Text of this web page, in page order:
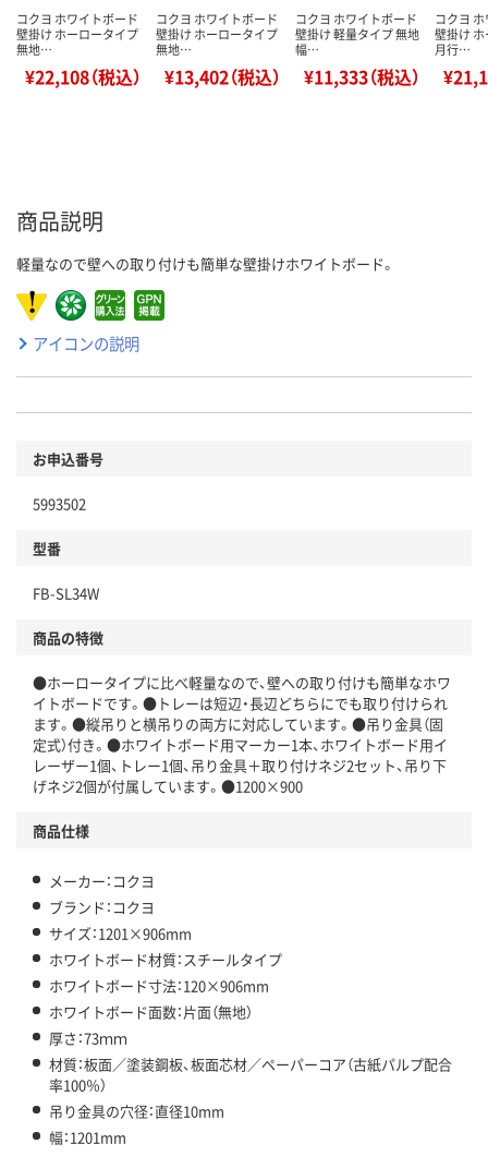
コクヨ ホワイトボード
壁掛け ホーロータイプ
無地…
¥22,108（税込）
コクヨ ホワイトボード
壁掛け ホーロータイプ
無地…
¥13,402（税込）
コクヨ ホワイトボード
壁掛け 軽量タイプ 無地
幅…
¥11,333（税込）
コクヨ
壁掛け
月行…
商品説明
軽量なので壁への取り付けも簡単な壁掛けホワイトボード。
アイコンの説明
お申込番号
5993502
型番
FB-SL34W
商品の特徴
●ホーロータイプに比べ軽量なので、壁への取り付けも簡単なホワ
イトボードです。●トレーは短辺・長辺どちらにでも取り付けられ
ます。●縦吊りと横吊りの両方に対応しています。●吊り金具（固
定式）付き。●ホワイトボード用マーカー1本、ホワイトボード用イ
レーザー1個、トレー1個、吊り金具＋取り付けネジ2セット、吊り下
げネジ2個が付属しています。●1200×900
商品仕様
メーカー：コクヨ
ブランド：コクヨ
サイズ：1201×906mm
ホワイトボード材質：スチールタイプ
ホワイトボード寸法：120×906mm
ホワイトボード面数：片面（無地）
厚さ：73ｍｍ
材質：板面／塗装鋼板、板面芯材／ペーパーコア（古紙パルプ配合
率100％）
吊り金具の穴径：直径10mm
幅：1201mm